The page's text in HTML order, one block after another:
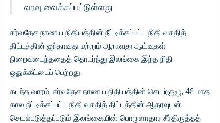
வரவு வைக்கப்பட்டுள்ளது.
சர்வதேச நாணய நிதியத்தின் நீட்டிக்கப்பட்ட நிதி வசதித்
திட்டத்தின் ஐந்தாவது மற்றும் ஆறாவது ஆய்வுகள்
நிறைவடைந்ததைத் தொடர்ந்து இலங்கை இந்த நிதி
ஒதுக்கீட்டைப் பெற்றது.
கடந்த வாரம், சர்வதேச நாணய நிதியத்தின் செயற்குழு, 48 மாத
கால நீட்டிக்கப்பட்ட நிதி வசதித் திட்டத்தின் ஆதரவுடன்
செயல்படுத்தப்படும் இலங்கையின் பொருளாதார சீர்திருத்தத்